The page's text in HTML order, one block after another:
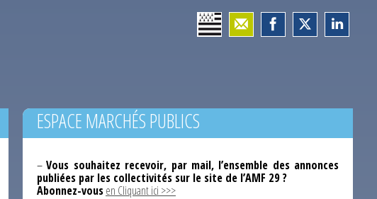
ESPACE MARCHÉS PUBLICS
–Vous souhaitez recevoir, par mail, l’ensemble des annonces
publiées par les collectivités sur le site de l’AMF 29 ?
Abonnez-vousen Cliquant ici >>>